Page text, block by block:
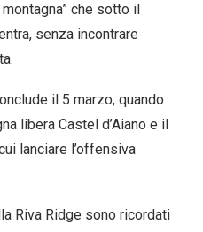
che sotto il
senza incontrare
il 5 marzo, quando
libera Castel d’Aiano e il
lanciare l’offensiva
Riva Ridge sono ricordati